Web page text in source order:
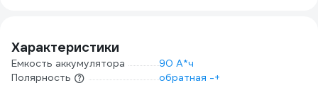
Характеристики
Емкость аккумулятора
90 А*ч
Полярность
обратная -+